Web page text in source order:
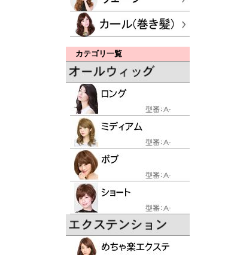
カテゴリ一覧